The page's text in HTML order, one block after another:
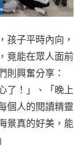
孩子平時內向，
竟能在眾人面前
則興奮分享：
了！」、「晚上
個人的閱讀精靈
景真的好美，能